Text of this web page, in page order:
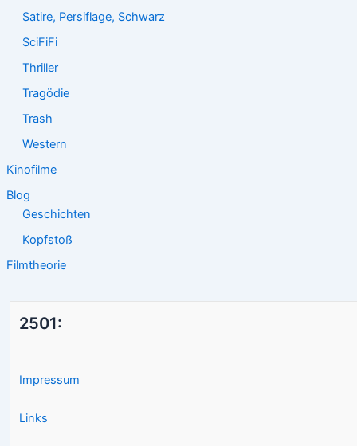
Satire, Persiflage, Schwarz
SciFiFi
Thriller
Tragödie
Trash
Western
Kinofilme
Blog
Geschichten
Kopfstoß
Filmtheorie
2501:
Impressum
Links